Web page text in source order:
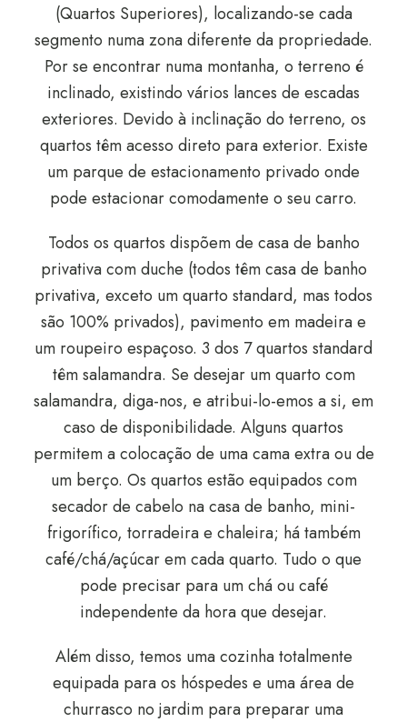
(Quartos Superiores), localizando-se cada
segmento numa zona diferente da propriedade.
Por se encontrar numa montanha, o terreno é
inclinado, existindo vários lances de escadas
exteriores. Devido à inclinação do terreno, os
quartos têm acesso direto para exterior. Existe
um parque de estacionamento privado onde
pode estacionar comodamente o seu carro.
Todos os quartos dispõem de casa de banho
privativa com duche (todos têm casa de banho
privativa, exceto um quarto standard, mas todos
são 100% privados), pavimento em madeira e
um roupeiro espaçoso. 3 dos 7 quartos standard
têm salamandra. Se desejar um quarto com
salamandra, diga-nos, e atribui-lo-emos a si, em
caso de disponibilidade. Alguns quartos
permitem a colocação de uma cama extra ou de
um berço. Os quartos estão equipados com
secador de cabelo na casa de banho, mini-
frigorífico, torradeira e chaleira; há também
café/chá/açúcar em cada quarto. Tudo o que
pode precisar para um chá ou café
independente da hora que desejar.
Além disso, temos uma cozinha totalmente
equipada para os hóspedes e uma área de
churrasco no jardim para preparar uma